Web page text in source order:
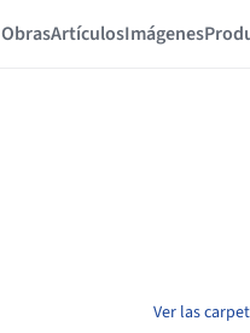
ObrasArtículosImágenes
Ver las